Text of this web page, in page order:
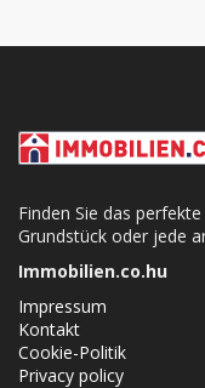
Finden Sie das
Grundstück oder jede
Immobilien.co.hu
Impressum
Kontakt
Cookie-Politik
Privacy policy